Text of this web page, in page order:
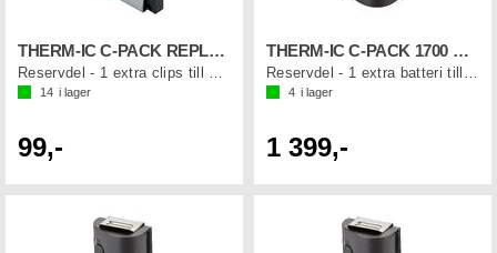
THERM-IC C-PACK REPLACEMENT CLIP (1st)
14 i lager
99,-
THERM-IC C-PACK 1700 B (1st)
4 i lager
1 399,-